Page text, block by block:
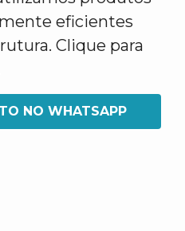
eficientes
Clique para
NO WHATSAPP